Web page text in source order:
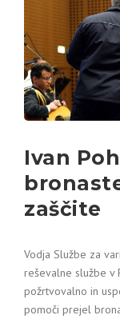
Ivan
zaščite
Vodja Službe za
reševalne službe v
požrtvovalno in
pomoči prejel